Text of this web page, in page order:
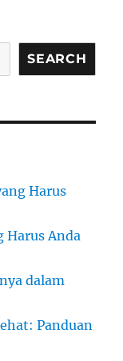
SEARCH
Harus
Harus Anda
dalam
Panduan